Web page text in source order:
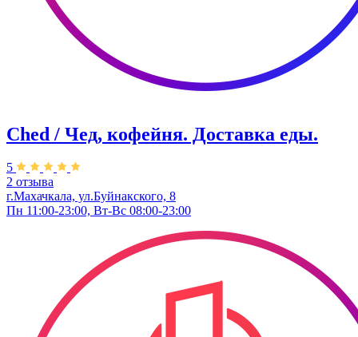
Ched / Чед, кофейня. Доставка еды.
5
2 отзыва
г.Махачкала, ул.Буйнакского, 8
Пн 11:00-23:00, Вт-Вс 08:00-23:00